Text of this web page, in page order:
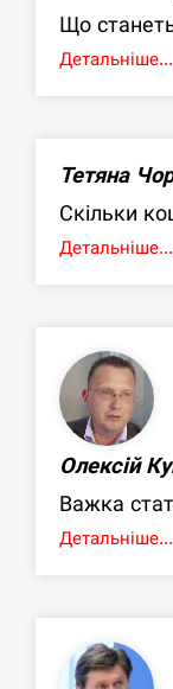
Що
Детальніше...
Тетяна
Скільки
Детальніше...
Олексій
Важка
Детальніше...